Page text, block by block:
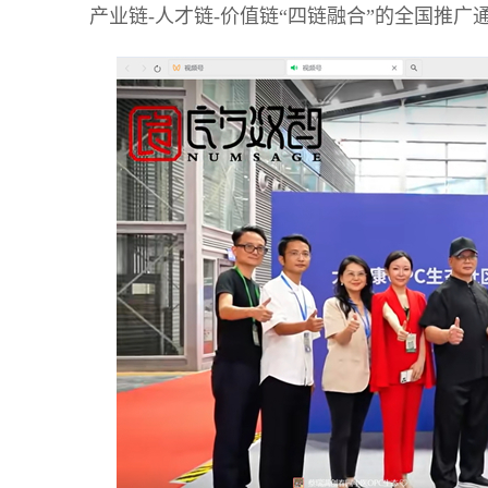
产业链-人才链-价值链“四链融合”的全国推广